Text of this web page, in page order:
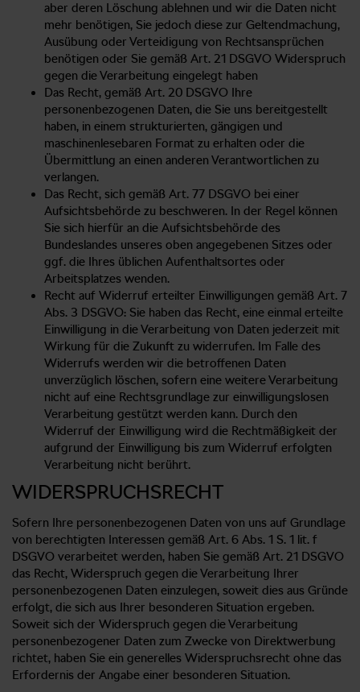
aber deren Löschung ablehnen und wir die Daten nicht
mehr benötigen, Sie jedoch diese zur Geltendmachung,
Ausübung oder Verteidigung von Rechtsansprüchen
benötigen oder Sie gemäß Art. 21 DSGVO Widerspruch
gegen die Verarbeitung eingelegt haben
Das Recht, gemäß Art. 20 DSGVO Ihre
personenbezogenen Daten, die Sie uns bereitgestellt
haben, in einem strukturierten, gängigen und
maschinenlesebaren Format zu erhalten oder die
Übermittlung an einen anderen Verantwortlichen zu
verlangen.
Das Recht, sich gemäß Art. 77 DSGVO bei einer
Aufsichtsbehörde zu beschweren. In der Regel können
Sie sich hierfür an die Aufsichtsbehörde des
Bundeslandes unseres oben angegebenen Sitzes oder
ggf. die Ihres üblichen Aufenthaltsortes oder
Arbeitsplatzes wenden.
Recht auf Widerruf erteilter Einwilligungen gemäß Art. 7
Abs. 3 DSGVO: Sie haben das Recht, eine einmal erteilte
Einwilligung in die Verarbeitung von Daten jederzeit mit
Wirkung für die Zukunft zu widerrufen. Im Falle des
Widerrufs werden wir die betroffenen Daten
unverzüglich löschen, sofern eine weitere Verarbeitung
nicht auf eine Rechtsgrundlage zur einwilligungslosen
Verarbeitung gestützt werden kann. Durch den
Widerruf der Einwilligung wird die Rechtmäßigkeit der
aufgrund der Einwilligung bis zum Widerruf erfolgten
Verarbeitung nicht berührt.
WIDERSPRUCHSRECHT
Sofern Ihre personenbezogenen Daten von uns auf Grundlage
von berechtigten Interessen gemäß Art. 6 Abs. 1 S. 1 lit. f
DSGVO verarbeitet werden, haben Sie gemäß Art. 21 DSGVO
das Recht, Widerspruch gegen die Verarbeitung Ihrer
personenbezogenen Daten einzulegen, soweit dies aus Gründe
erfolgt, die sich aus Ihrer besonderen Situation ergeben.
Soweit sich der Widerspruch gegen die Verarbeitung
personenbezogener Daten zum Zwecke von Direktwerbung
richtet, haben Sie ein generelles Widerspruchsrecht ohne das
Erfordernis der Angabe einer besonderen Situation.